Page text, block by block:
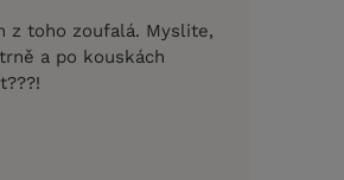
z toho zoufalá. Myslite,
a po kouskách